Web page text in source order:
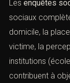
allégués et l’état
la nécessité
Lesenquêtes
sociaux
du domicile, la